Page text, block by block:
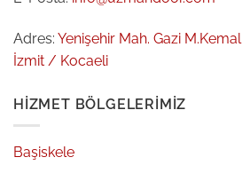
Adres: Yenişehir Mah. Gazi
İzmit / Kocaeli
HIZMET BÖLGELERIMIZ
Başiskele